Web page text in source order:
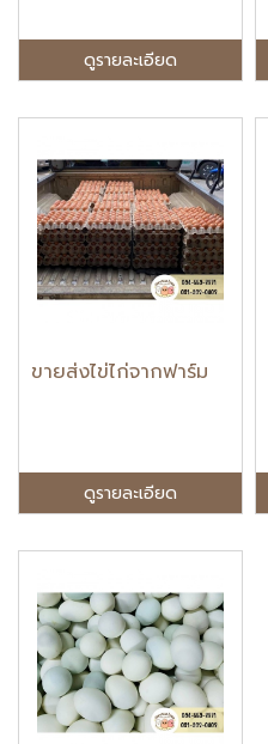
ดูรายละเอียด
ขายส่งไข่ไก่จากฟาร์ม
ดูรายละเอียด